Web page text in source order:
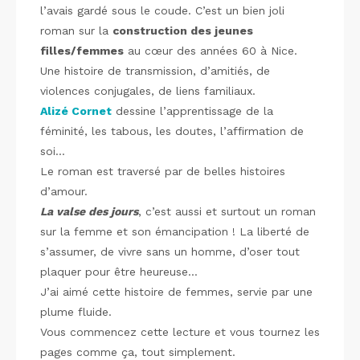
l’avais gardé sous le coude. C’est un bien joli
roman sur la construction des jeunes
filles/femmes au cœur des années 60 à Nice.
Une histoire de transmission, d’amitiés, de
violences conjugales, de liens familiaux.
Alizé Cornet dessine l’apprentissage de la
féminité, les tabous, les doutes, l’affirmation de
soi…
Le roman est traversé par de belles histoires
d’amour.
La valse des jours, c’est aussi et surtout un roman
sur la femme et son émancipation ! La liberté de
s’assumer, de vivre sans un homme, d’oser tout
plaquer pour être heureuse…
J’ai aimé cette histoire de femmes, servie par une
plume fluide.
Vous commencez cette lecture et vous tournez les
pages comme ça, tout simplement.